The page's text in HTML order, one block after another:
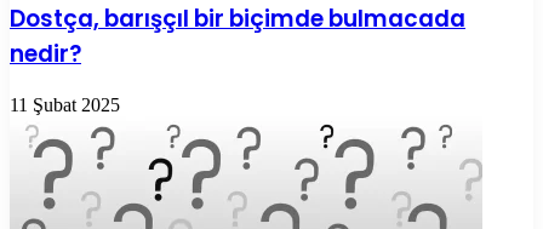
Dostça, barışçıl bir biçimde bulmacada
nedir?
11 Şubat 2025